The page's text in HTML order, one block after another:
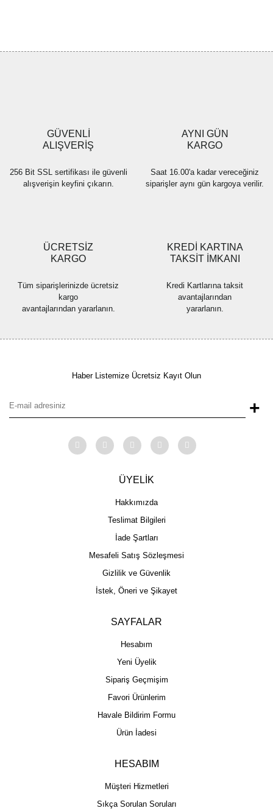
Ürün fiyatı diğer sitelerden daha pahalı.
Bu ürüne benzer farklı alternatifler olmalı.
GÜVENLİ
ALIŞVERİŞ
256 Bit SSL sertifikası ile güvenli
alışverişin keyfini çıkarın.
AYNI GÜN
KARGO
Saat 16.00'a kadar vereceğiniz
siparişler aynı gün kargoya verilir.
ÜCRETSİZ
KARGO
Tüm siparişlerinizde ücretsiz
kargo
avantajlarından yararlanın.
KREDİ KARTINA
TAKSİT İMKANI
Kredi Kartlarına taksit
avantajlarından
yararlanın.
Haber Listemize Ücretsiz Kayıt Olun
+
ÜYELİK
Hakkımızda
Teslimat Bilgileri
İade Şartları
Mesafeli Satış Sözleşmesi
Gizlilik ve Güvenlik
İstek, Öneri ve Şikayet
SAYFALAR
Hesabım
Yeni Üyelik
Sipariş Geçmişim
Favori Ürünlerim
Havale Bildirim Formu
Ürün İadesi
HESABIM
Müşteri Hizmetleri
Sıkça Sorulan Soruları